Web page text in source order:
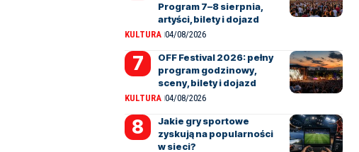
Program 7–8 sierpnia,
artyści, bilety i dojazd
KULTURA 04/08/2026
OFF Festival 2026: pełny
program godzinowy,
sceny, bilety i dojazd
KULTURA 04/08/2026
Jakie gry sportowe
zyskują na popularności
w sieci?